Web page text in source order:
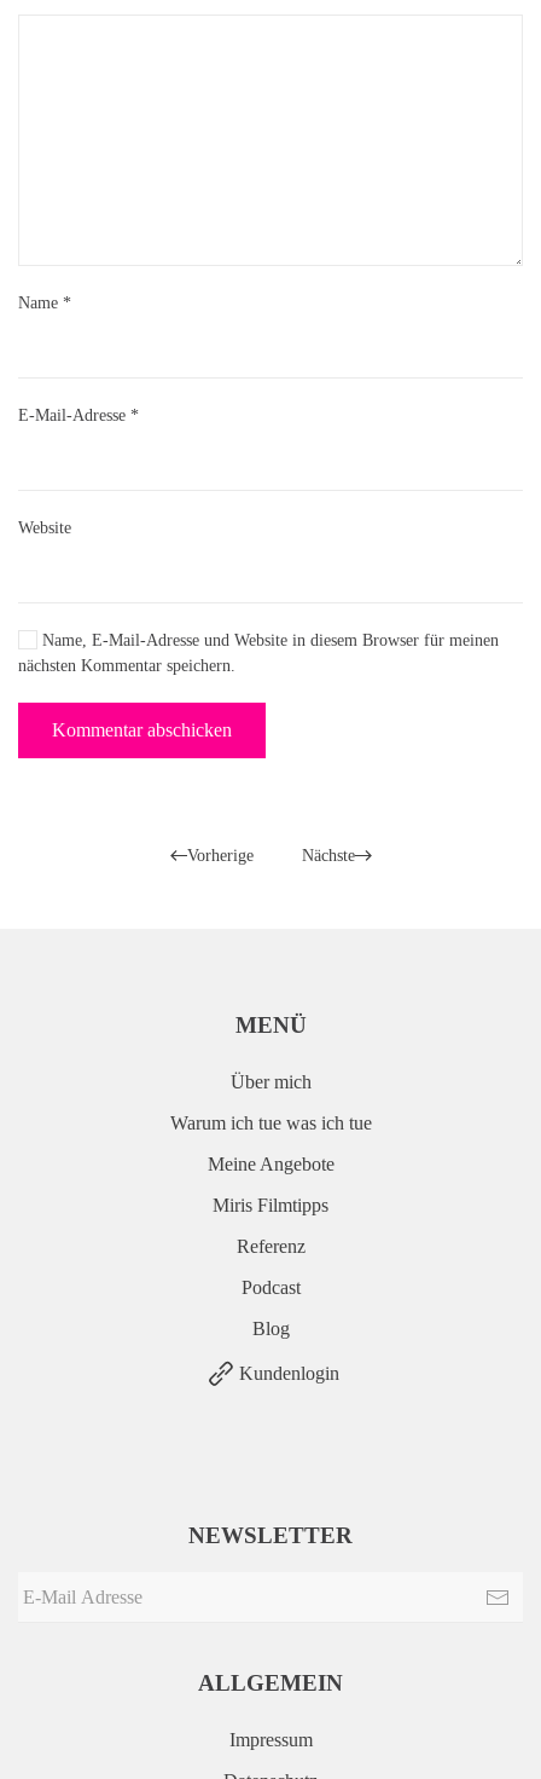
Name *
E-Mail-Adresse *
Website
Name, E-Mail-Adresse und Website in diesem Browser für meinen
nächsten Kommentar speichern.
Kommentar abschicken
Vorherige Nächste
MENÜ
Über mich
Warum ich tue was ich tue
Meine Angebote
Miris Filmtipps
Referenz
Podcast
Blog
Kundenlogin
NEWSLETTER
ALLGEMEIN
Impressum